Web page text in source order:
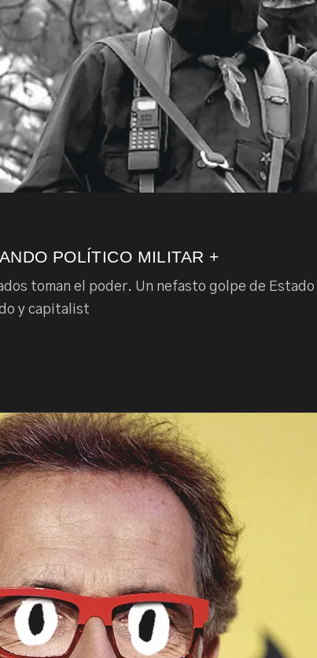
POLÍTICO MILITAR +
toman el poder. Un nefasto golpe de
y capitalist